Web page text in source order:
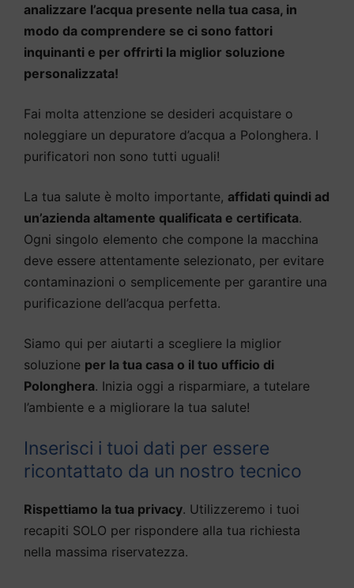
analizzare l’acqua presente nella tua casa, in
modo da comprendere se ci sono fattori
inquinanti e per offrirti la miglior soluzione
personalizzata!
Fai molta attenzione se desideri acquistare o
noleggiare un depuratore d’acqua a Polonghera. I
purificatori non sono tutti uguali!
La tua salute è molto importante, affidati quindi ad
un’azienda altamente qualificata e certificata.
Ogni singolo elemento che compone la macchina
deve essere attentamente selezionato, per evitare
contaminazioni o semplicemente per garantire una
purificazione dell’acqua perfetta.
Siamo qui per aiutarti a scegliere la miglior
soluzione per la tua casa o il tuo ufficio di
Polonghera. Inizia oggi a risparmiare, a tutelare
l’ambiente e a migliorare la tua salute!
Inserisci i tuoi dati per essere
ricontattato da un nostro tecnico
Rispettiamo la tua privacy. Utilizzeremo i tuoi
recapiti SOLO per rispondere alla tua richiesta
nella massima riservatezza.